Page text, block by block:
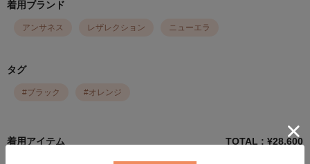
着用ブランド
アンサネス レザレクション ニューエラ
タグ
#ブラック #オレンジ
着用アイテム TOTAL : ¥28,600